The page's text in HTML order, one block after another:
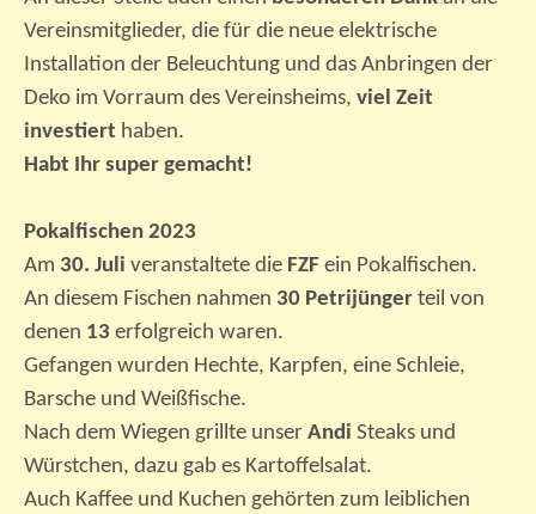
Vereinsmitglieder, die für die neue elektrische
Installation der Beleuchtung und das Anbringen der
Deko im Vorraum des Vereinsheims, viel Zeit
investiert haben.
Habt Ihr super gemacht!
Pokalfischen 2023
Am 30. Juli veranstaltete die FZF ein Pokalfischen.
An diesem Fischen nahmen 30 Petrijünger teil von
denen 13 erfolgreich waren.
Gefangen wurden Hechte, Karpfen, eine Schleie,
Barsche und Weißfische.
Nach dem Wiegen grillte unser Andi Steaks und
Würstchen, dazu gab es Kartoffelsalat.
Auch Kaffee und Kuchen gehörten zum leiblichen